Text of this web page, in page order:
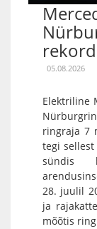
05.08.2026
Elektriline
ringraja 7
tegi
sündis
28. juulil
ja
mõõtis